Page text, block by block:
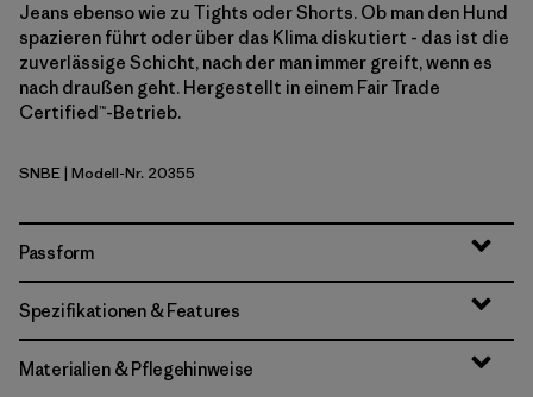
Jeans ebenso wie zu Tights oder Shorts. Ob man den Hund
spazieren führt oder über das Klima diskutiert - das ist die
zuverlässige Schicht, nach der man immer greift, wenn es
nach draußen geht. Hergestellt in einem Fair Trade
Certified™-Betrieb.
Sunken Blue
SNBE| Modell-Nr. 20355
Passform
Spezifikationen & Features
Materialien & Pflegehinweise